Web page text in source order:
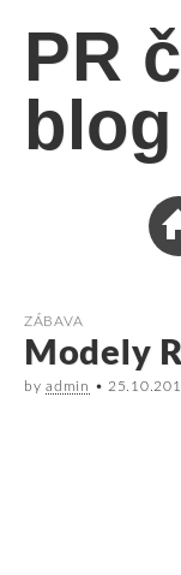
PR
blog
ZÁBAVA
Modely
byadmin •